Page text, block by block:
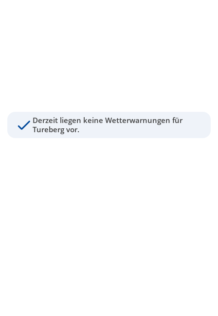
Derzeit liegen keine Wetterwarnungen für
Tureberg vor.